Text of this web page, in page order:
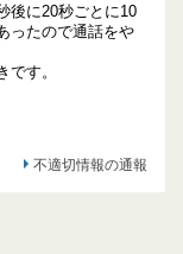
後に20秒ごとに10
ったので通話をや
す。
不適切情報の通報